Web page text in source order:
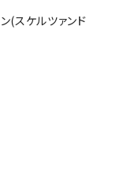
(スケルツァンド